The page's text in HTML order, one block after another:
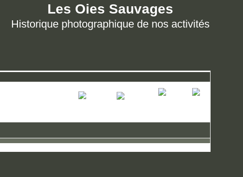
Les Oies Sauvages
Historique photographique de nos activités